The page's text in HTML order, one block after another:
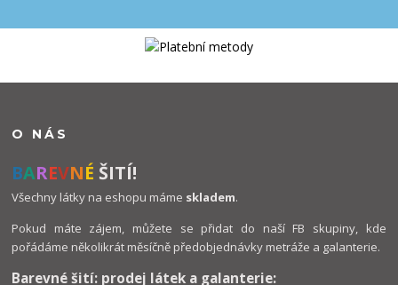
O NÁS
BAREVNÉ ŠITÍ!
Všechny látky na eshopu máme skladem.
Pokud máte zájem, můžete se přidat do naší FB skupiny, kde
pořádáme několikrát měsíčně předobjednávky metráže a galanterie.
Barevné šití: prodej látek a galanterie: